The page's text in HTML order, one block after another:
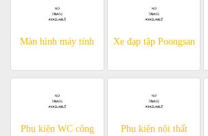
Màn hình máy tính Xe đạp tập Poongsan
Phụ kiện WC công
Phụ kiện nội thất